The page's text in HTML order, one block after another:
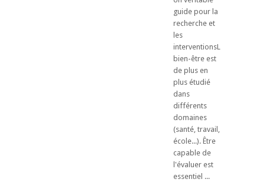
guide pour la
recherche et
les
interventionsLe
bien-être est
de plus en
plus étudié
dans
différents
domaines
(santé, travail,
école...). Être
capable de
l'évaluer est
essentiel ...